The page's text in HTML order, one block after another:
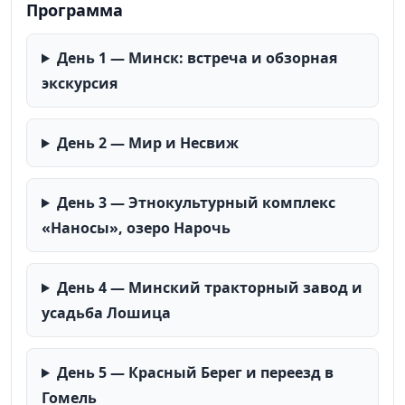
Программа
День 1 — Минск: встреча и обзорная
экскурсия
День 2 — Мир и Несвиж
День 3 — Этнокультурный комплекс
«Наносы», озеро Нарочь
День 4 — Минский тракторный завод и
усадьба Лошица
День 5 — Красный Берег и переезд в
Гомель